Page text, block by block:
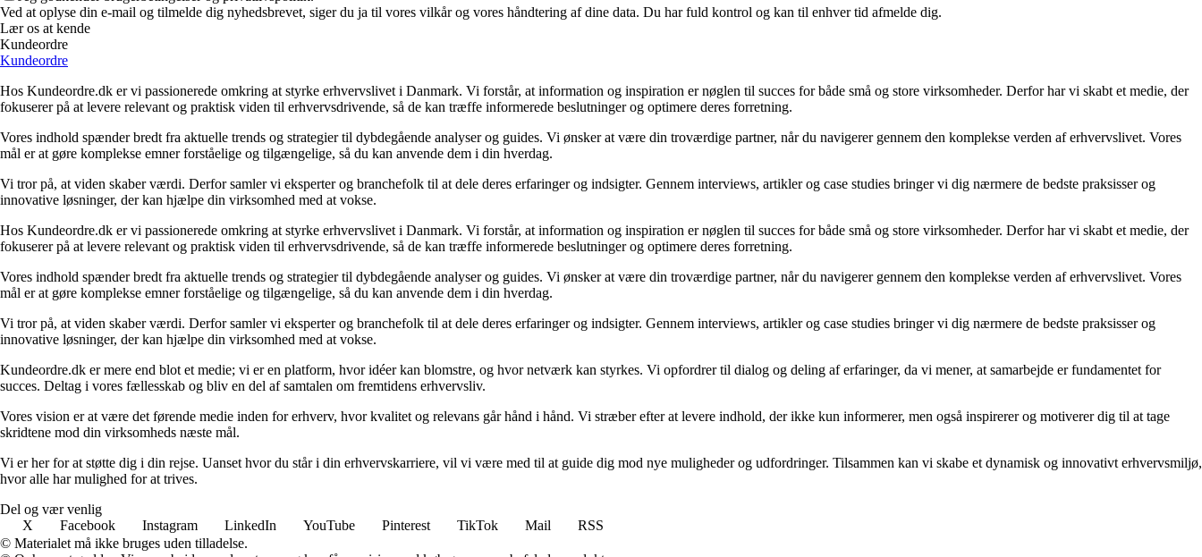
Ved at oplyse din e-mail og tilmelde dig nyhedsbrevet, siger du ja til vores vilkår og vores håndtering af dine data. Du har fuld kontrol og kan til enhver tid afmelde dig.
Lær os at kende
Kundeordre
Kundeordre
Hos Kundeordre.dk er vi passionerede omkring at styrke erhvervslivet i Danmark. Vi forstår, at information og inspiration er nøglen til succes for både små og store virksomheder. Derfor har vi skabt et medie, der
fokuserer på at levere relevant og praktisk viden til erhvervsdrivende, så de kan træffe informerede beslutninger og optimere deres forretning.
Vores indhold spænder bredt fra aktuelle trends og strategier til dybdegående analyser og guides. Vi ønsker at være din troværdige partner, når du navigerer gennem den komplekse verden af erhvervslivet. Vores
mål er at gøre komplekse emner forståelige og tilgængelige, så du kan anvende dem i din hverdag.
Vi tror på, at viden skaber værdi. Derfor samler vi eksperter og branchefolk til at dele deres erfaringer og indsigter. Gennem interviews, artikler og case studies bringer vi dig nærmere de bedste praksisser og
innovative løsninger, der kan hjælpe din virksomhed med at vokse.
Hos Kundeordre.dk er vi passionerede omkring at styrke erhvervslivet i Danmark. Vi forstår, at information og inspiration er nøglen til succes for både små og store virksomheder. Derfor har vi skabt et medie, der
fokuserer på at levere relevant og praktisk viden til erhvervsdrivende, så de kan træffe informerede beslutninger og optimere deres forretning.
Vores indhold spænder bredt fra aktuelle trends og strategier til dybdegående analyser og guides. Vi ønsker at være din troværdige partner, når du navigerer gennem den komplekse verden af erhvervslivet. Vores
mål er at gøre komplekse emner forståelige og tilgængelige, så du kan anvende dem i din hverdag.
Vi tror på, at viden skaber værdi. Derfor samler vi eksperter og branchefolk til at dele deres erfaringer og indsigter. Gennem interviews, artikler og case studies bringer vi dig nærmere de bedste praksisser og
innovative løsninger, der kan hjælpe din virksomhed med at vokse.
Kundeordre.dk er mere end blot et medie; vi er en platform, hvor idéer kan blomstre, og hvor netværk kan styrkes. Vi opfordrer til dialog og deling af erfaringer, da vi mener, at samarbejde er fundamentet for
succes. Deltag i vores fællesskab og bliv en del af samtalen om fremtidens erhvervsliv.
Vores vision er at være det førende medie inden for erhverv, hvor kvalitet og relevans går hånd i hånd. Vi stræber efter at levere indhold, der ikke kun informerer, men også inspirerer og motiverer dig til at tage
skridtene mod din virksomheds næste mål.
Vi er her for at støtte dig i din rejse. Uanset hvor du står i din erhvervskarriere, vil vi være med til at guide dig mod nye muligheder og udfordringer. Tilsammen kan vi skabe et dynamisk og innovativt erhvervsmiljø,
hvor alle har mulighed for at trives.
Del og vær venlig
X
Facebook Instagram LinkedIn YouTube Pinterest TikTok Mail
RSS
© Materialet må ikke bruges uden tilladelse.